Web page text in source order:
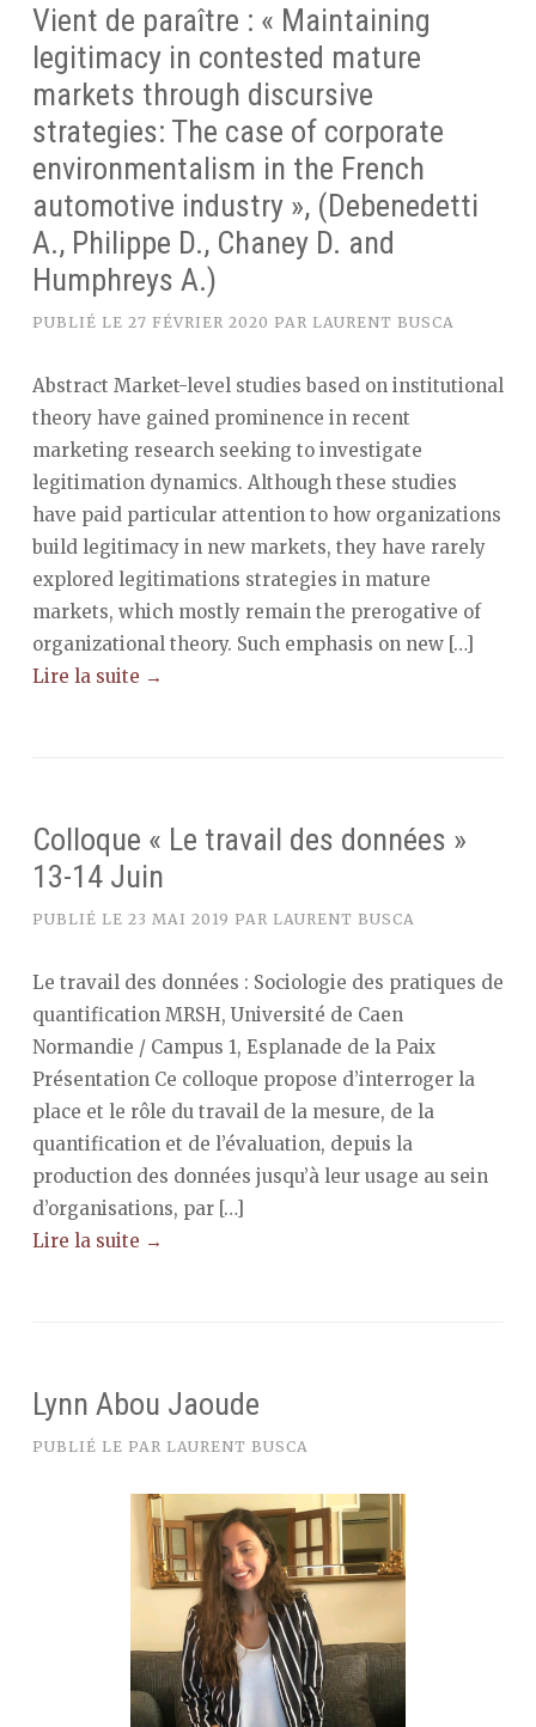
Vient de paraître : « Maintaining
legitimacy in contested mature
markets through discursive
strategies: The case of corporate
environmentalism in the French
automotive industry », (Debenedetti
A., Philippe D., Chaney D. and
Humphreys A.)
PUBLIÉ LE 27 FÉVRIER 2020 PAR LAURENT BUSCA
Abstract Market-level studies based on institutional
theory have gained prominence in recent
marketing research seeking to investigate
legitimation dynamics. Although these studies
have paid particular attention to how organizations
build legitimacy in new markets, they have rarely
explored legitimations strategies in mature
markets, which mostly remain the prerogative of
organizational theory. Such emphasis on new […]
Lire la suite →
Colloque « Le travail des données »
13-14 Juin
PUBLIÉ LE 23 MAI 2019 PAR LAURENT BUSCA
Le travail des données : Sociologie des pratiques de
quantification MRSH, Université de Caen
Normandie / Campus 1, Esplanade de la Paix
Présentation Ce colloque propose d’interroger la
place et le rôle du travail de la mesure, de la
quantification et de l’évaluation, depuis la
production des données jusqu’à leur usage au sein
d’organisations, par […]
Lire la suite →
Lynn Abou Jaoude
PUBLIÉ LE PAR LAURENT BUSCA